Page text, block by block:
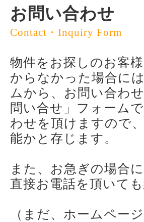
お問い合わせ
Contact・Inquiry Form
物件をお探しのお客
からなかった場合に
ムから、お問い合わ
問い合せ」フォーム
わせを頂けますので
能かと存じます。
また、お急ぎの場合
直接お電話を頂いて
（まだ、ホームペー